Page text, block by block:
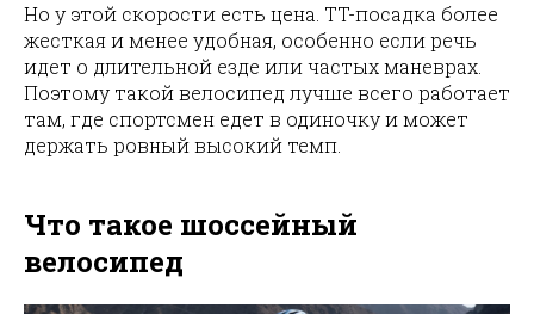
Но у этой скорости есть цена. TT-посадка более
жесткая и менее удобная, особенно если речь
идет о длительной езде или частых маневрах.
Поэтому такой велосипед лучше всего работает
там, где спортсмен едет в одиночку и может
держать ровный высокий темп.
Что такое шоссейный
велосипед